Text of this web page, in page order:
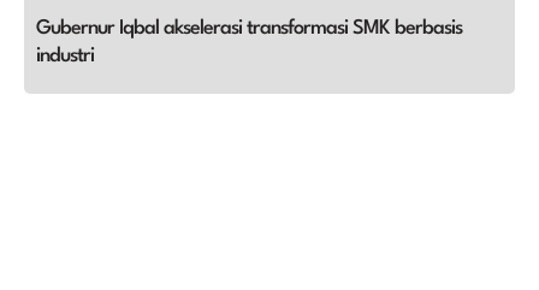
Gubernur Iqbal akselerasi transformasi SMK berbasis
industri